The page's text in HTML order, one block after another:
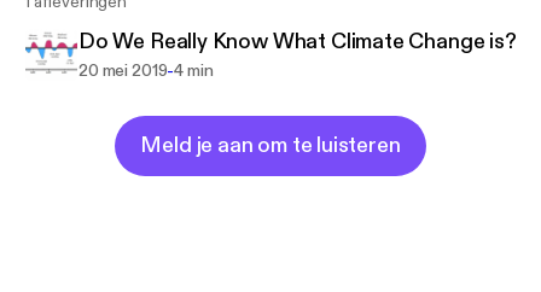
Do We Really Know What Climate Change is?
20 mei 2019-4 min
Meld je aan om te luisteren